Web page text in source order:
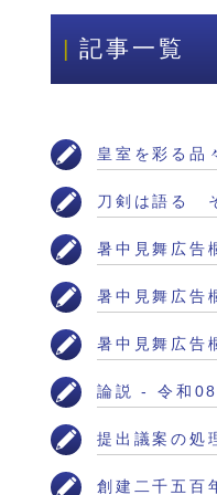
記事一覧
皇室を彩る
刀剣は語る
暑中見舞広告
暑中見舞広告
暑中見舞広告
論説 - 令和
提出議案の
創建二千五